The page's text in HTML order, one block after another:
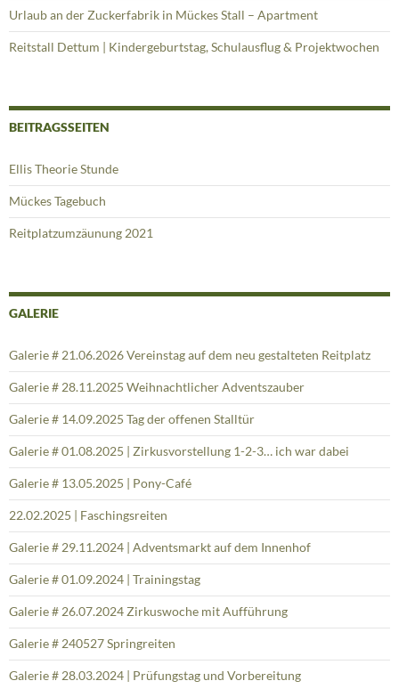
Urlaub an der Zuckerfabrik in Mückes Stall – Apartment
Reitstall Dettum | Kindergeburtstag, Schulausflug & Projektwochen
BEITRAGSSEITEN
Ellis Theorie Stunde
Mückes Tagebuch
Reitplatzumzäunung 2021
GALERIE
Galerie # 21.06.2026 Vereinstag auf dem neu gestalteten Reitplatz
Galerie # 28.11.2025 Weihnachtlicher Adventszauber
Galerie # 14.09.2025 Tag der offenen Stalltür
Galerie # 01.08.2025 | Zirkusvorstellung 1-2-3… ich war dabei
Galerie # 13.05.2025 | Pony-Café
22.02.2025 | Faschingsreiten
Galerie # 29.11.2024 | Adventsmarkt auf dem Innenhof
Galerie # 01.09.2024 | Trainingstag
Galerie # 26.07.2024 Zirkuswoche mit Aufführung
Galerie # 240527 Springreiten
Galerie # 28.03.2024 | Prüfungstag und Vorbereitung